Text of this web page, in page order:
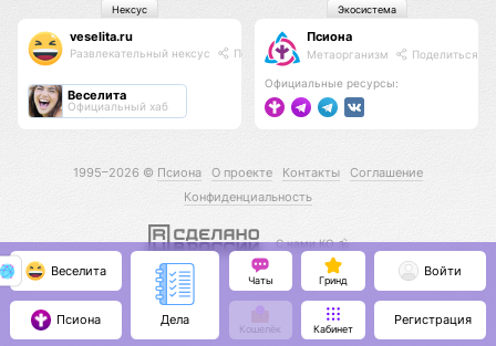
veselita.ru
Развлекательный нексус Поделиться
Веселита
Официальный хаб
Нексус
Псиона
Метаорганизм Поделиться
Официальные ресурсы:
Экосистема
1995–2026 © Псиона О проекте Контакты
Соглашение
Конфиденциальность
С нами КО 🕉️
Веселита
Псиона Дела
Чаты Гринд
Кошелёк Кабинет
Войти
Регистрация